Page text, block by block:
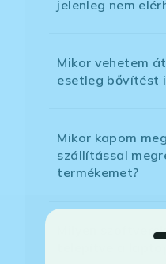
jelenleg nem
Mikor vehetem
esetleg bővítést
Mikor kapom
szállítással
termékemet?
Milyen